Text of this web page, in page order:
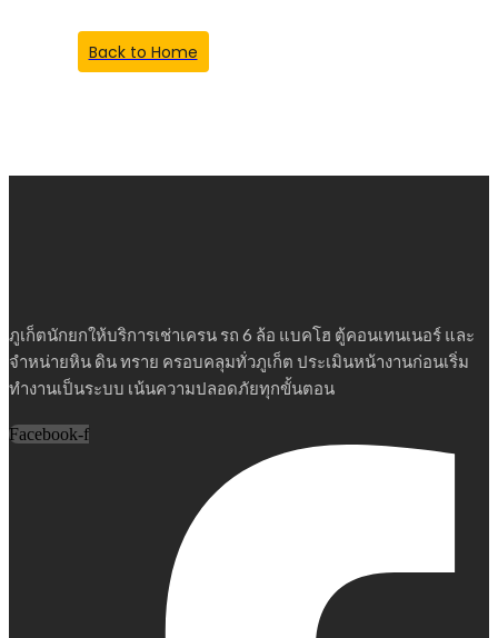
Back to Home
ภูเก็ตนักยกให้บริการเช่าเครน รถ 6 ล้อ แบคโฮ ตู้คอนเทนเนอร์ และ
จำหน่ายหิน ดิน ทราย ครอบคลุมทั่วภูเก็ต ประเมินหน้างานก่อนเริ่ม
ทำงานเป็นระบบ เน้นความปลอดภัยทุกขั้นตอน
Facebook-f